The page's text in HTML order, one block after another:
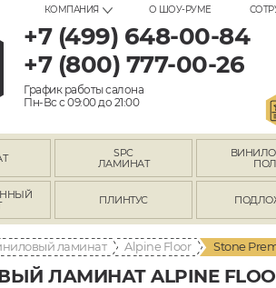
КОМПАНИЯ О ШОУ-РУМЕ
+7 (499) 648-00-84
+7 (800) 777-00-26
График работы салона
Пн-Вс с 09:00 до 21:00
SPC
ЛАМИНАТ
ПОЛ
ПЛИНТУС
ламинат Alpine Floor Stone
ЛАМИНАТ ALPINE FLOOR